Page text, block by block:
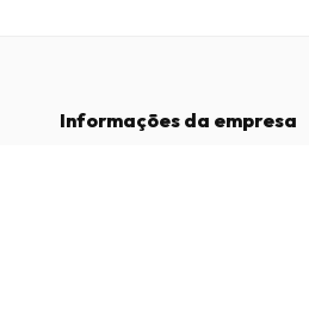
Informações da empresa